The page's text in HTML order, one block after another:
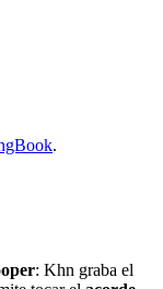
.
: Khn graba el